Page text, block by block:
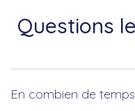
Questions
En combien de